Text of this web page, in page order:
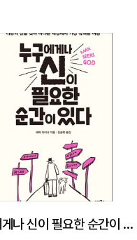
누구에게나 신이 필요한 순간이 있다